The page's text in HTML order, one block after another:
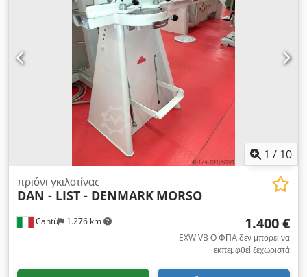
1 / 10
Cantù 1.276 km
πριόνι γκιλοτίνας
DAN - LIST - DENMARK MORSO
1.400 €
EXW VB Ο ΦΠΑ δεν μπορεί να
εκπεμφθεί ξεχωριστά